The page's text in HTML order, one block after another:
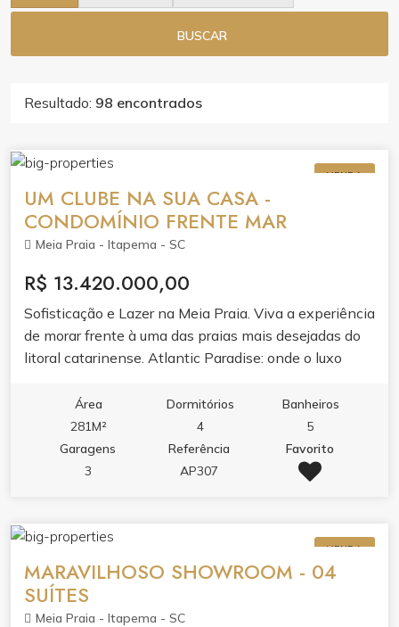
BUSCAR
Resultado: 98 encontrados
VENDA
UM CLUBE NA SUA CASA -
CONDOMÍNIO FRENTE MAR
Meia Praia - Itapema - SC
R$ 13.420.000,00
Sofisticação e Lazer na Meia Praia. Viva a experiência
de morar frente à uma das praias mais desejadas do
litoral catarinense. Atlantic Paradise: onde o luxo
Área
281M²
Dormitórios
4
Banheiros
5
Garagens
3
Referência
AP307
Favorito
VENDA
MARAVILHOSO SHOWROOM - 04
SUÍTES
Meia Praia - Itapema - SC